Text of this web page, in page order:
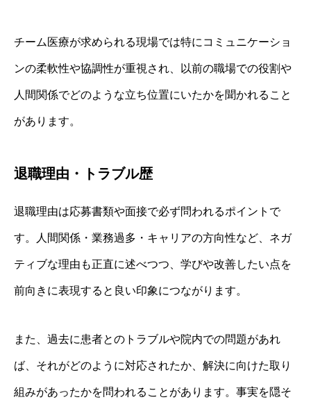
チーム医療が求められる現場では特にコミュニケーショ
ンの柔軟性や協調性が重視され、以前の職場での役割や
人間関係でどのような立ち位置にいたかを聞かれること
があります。
退職理由・トラブル歴
退職理由は応募書類や面接で必ず問われるポイントで
す。人間関係・業務過多・キャリアの方向性など、ネガ
ティブな理由も正直に述べつつ、学びや改善したい点を
前向きに表現すると良い印象につながります。
また、過去に患者とのトラブルや院内での問題があれ
ば、それがどのように対応されたか、解決に向けた取り
組みがあったかを問われることがあります。事実を隠そ